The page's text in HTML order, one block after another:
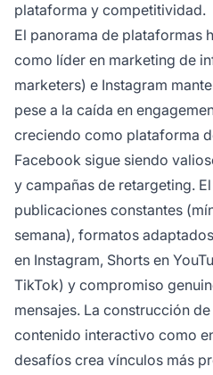
plataforma y competitividad.
El panorama de plataformas
como líder en marketing de
marketers) e Instagram
pese a la caída en
creciendo como plataforma
Facebook sigue siendo
y campañas de retargeting.
publicaciones constantes
semana), formatos
en Instagram, Shorts en
TikTok) y compromiso
mensajes. La construcción
contenido interactivo como
desafíos crea vínculos más